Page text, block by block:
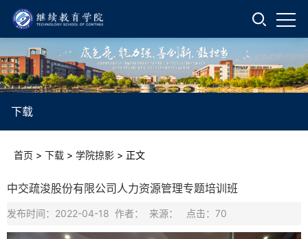
下载
首页 > 下载 > 学院掠影 > 正文
中交疏浚股份有限公司人力资源管理专题培训班
发布时间：2022-04-18 作者： 来源： 点击： 70